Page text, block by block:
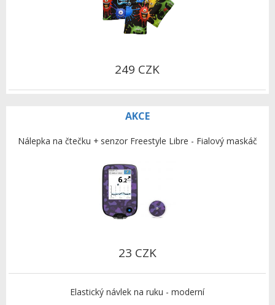
249 CZK
AKCE
Nálepka na čtečku + senzor Freestyle Libre - Fialový maskáč
23 CZK
Elastický návlek na ruku - moderní